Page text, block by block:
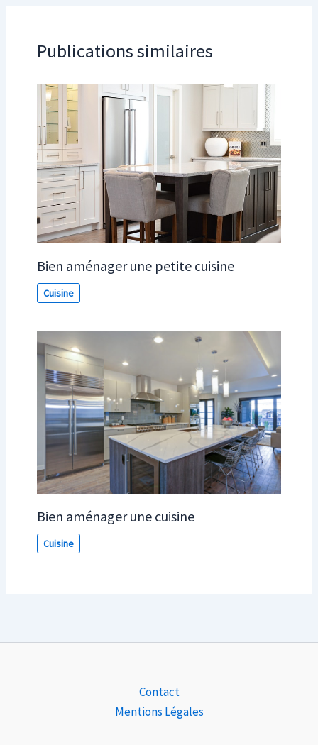
Publications similaires
Bien aménager une petite cuisine
Cuisine
Bien aménager une cuisine
Cuisine
Contact
Mentions Légales